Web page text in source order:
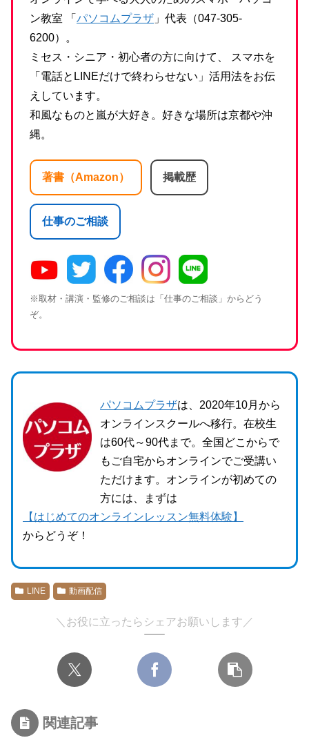
ン教室 「 パソコムプラザ 」代表（047-305-
6200）。
ミセス・シニア・初心者の方に向けて、 スマホを
「電話とLINEだけで終わらせない」活用法をお伝
えしています。
和風なものと嵐が大好き。好きな場所は京都や沖
縄。
著書（Amazon） 掲載歴
仕事のご相談
※取材・講演・監修のご相談は「仕事のご相談」からどう
ぞ。
パソコムプラザは、2020年10月から
オンラインスクールへ移行。在校生
は60代～90代まで。全国どこからで
もご自宅からオンラインでご受講い
ただけます。オンラインが初めての
方には、まずは
【はじめてのオンラインレッスン無料体験】
からどうぞ！
LINE 動画配信
＼お役に立ったらシェアお願いします／
関連記事